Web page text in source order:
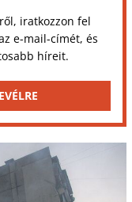
iratkozzon fel
e-mail-címét, és
híreit.